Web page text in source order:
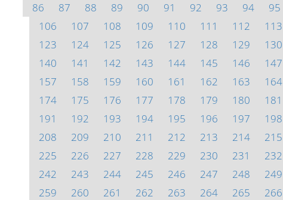
86
87 88 89 90 91 92 93 94 95
106
107 108 109 110 111 112 113
123
124 125 126 127 128 129 130
140
141 142 143 144 145 146 147
157
158 159 160 161 162 163 164
174
175 176 177 178 179 180 181
191
192 193 194 195 196 197 198
208
209 210 211 212 213 214 215
225
226 227 228 229 230 231 232
242
243 244 245 246 247 248 249
259
260 261 262 263 264 265 266